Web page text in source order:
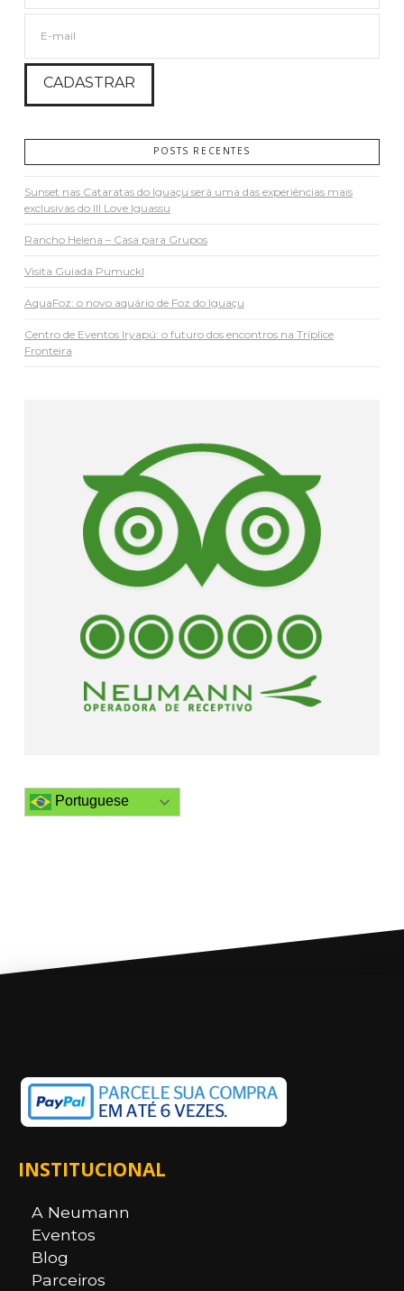
POSTS RECENTES
Sunset nas Cataratas do Iguaçu será uma das experiências mais
exclusivas do III Love Iguassu
Rancho Helena – Casa para Grupos
Visita Guiada Pumuckl
AquaFoz: o novo aquário de Foz do Iguaçu
Centro de Eventos Iryapú: o futuro dos encontros na Tríplice
Fronteira
Portuguese
INSTITUCIONAL
A Neumann
Eventos
Blog
Parceiros